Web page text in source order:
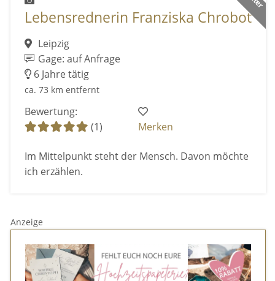
Lebensrednerin Franziska Chrobot
Leipzig
Gage: auf Anfrage
6 Jahre tätig
ca. 73 km entfernt
Bewertung:
(1)
Merken
Im Mittelpunkt steht der Mensch. Davon möchte
ich erzählen.
Anzeige